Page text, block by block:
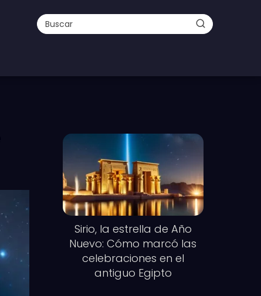
Sirio, la estrella de Año
Nuevo: Cómo marcó las
celebraciones en el
antiguo Egipto